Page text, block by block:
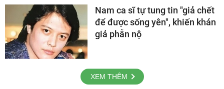
Nam ca sĩ tự tung tin "giả chết
để được sống yên", khiến khán
giả phẫn nộ
XEM THÊM